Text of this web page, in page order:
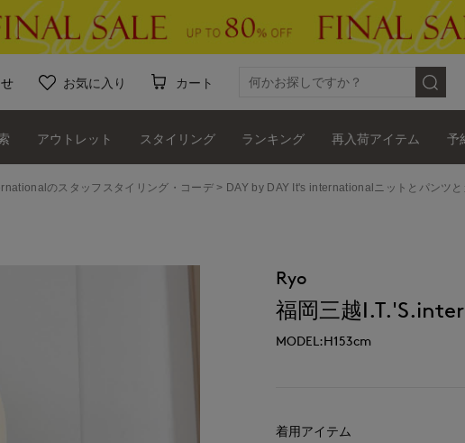
お気に入り カート
アウトレット スタイリング ランキング 再入荷アイテム 予
のスタッフスタイリング・コーデ DAY by DAY It's internationalニットとパンツ
Ryo
福岡三越
MODEL:H153cm
着用アイテム